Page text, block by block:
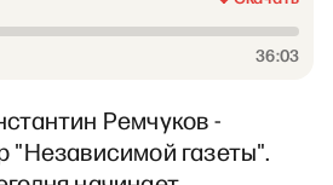
36:03
Ремчуков -
"Независимой газеты".